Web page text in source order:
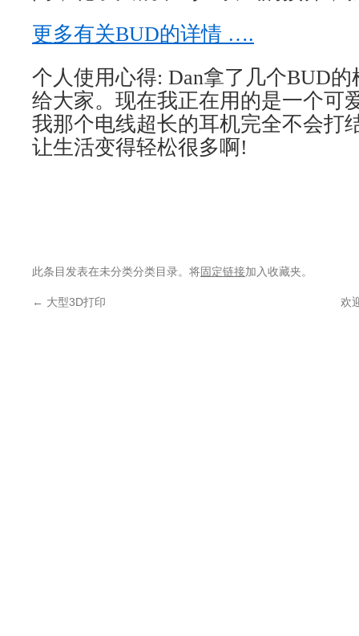
更多有关BUD的详情 ….
个人使用心得: Dan拿了几个BUD的
给大家。现在我正在用的是一个可
我那个电线超长的耳机完全不会打
让生活变得轻松很多啊!
此条目发表在未分类分类目录。将固定链接加入收藏夹。
← 大型3D打印 欢